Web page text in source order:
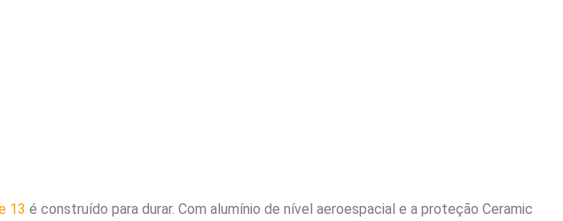
13 é construído para durar. Com alumínio de nível aeroespacial e a proteção Ceramic